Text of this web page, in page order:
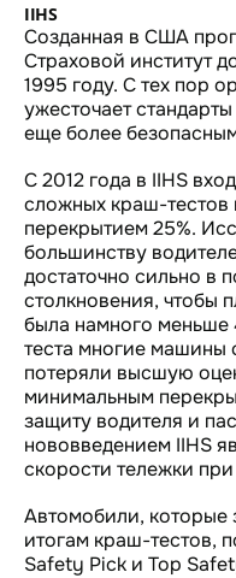
IIHS
Созданная в США
Страховой институт
1995 году. С тех пор
ужесточает
еще более
С 2012 года в IIHS
сложных краш-тестов
перекрытием 25%.
большинству
достаточно сильно в
столкновения, чтобы
была намного меньше
теста многие машины
потеряли высшую
минимальным
защиту водителя и
нововведением IIHS
скорости тележки
Автомобили,
итогам краш-тестов,
Safety Pick и Top